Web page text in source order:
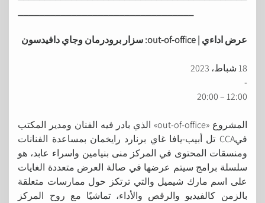
عرض اداءي |out-of-office: سزار برودرمان وجاي دافيدسون
18 شباط، 2023
-
12:00 – 20:00
المشروع «out-of-office» الذي بادر فيه الفنان ومدير المكتب
فيCCA تل أبيب-يافا غاي برنارد رايخمان بمساعدة الفنانات
ومنسقات المحتوى في المركز منى بنيامين واسراء عابد، هو
سلسلة برامج سيتم عرضها في صالة العرض متعددة الغايات
على اسم مارك شيميل والتي ترتكز حول ممارسات متعلقة
بالزمن كالفيديو والرقص والأداء، تماشيًا مع روح المركز